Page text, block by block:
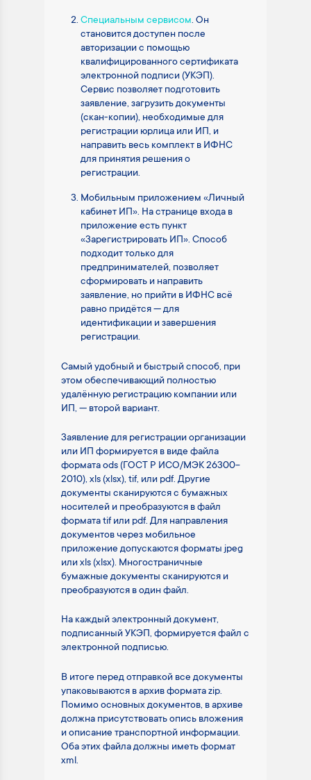
Специальным сервисом. Он
становится доступен после
авторизации с помощью
квалифицированного сертификата
электронной подписи (УКЭП).
Сервис позволяет подготовить
заявление, загрузить документы
(скан-копии), необходимые для
регистрации юрлица или ИП, и
направить весь комплект в ИФНС
для принятия решения о
регистрации.
Мобильным приложением «Личный
кабинет ИП». На странице входа в
приложение есть пункт
«Зарегистрировать ИП». Способ
подходит только для
предпринимателей, позволяет
сформировать и направить
заявление, но прийти в ИФНС всё
равно придётся — для
идентификации и завершения
регистрации.
Самый удобный и быстрый способ, при
этом обеспечивающий полностью
удалённую регистрацию компании или
ИП, — второй вариант.
Заявление для регистрации организации
или ИП формируется в виде файла
формата ods (ГОСТ Р ИСО/МЭК 26300-
2010), xls (xlsx), tif, или pdf. Другие
документы сканируются с бумажных
носителей и преобразуются в файл
формата tif или pdf. Для направления
документов через мобильное
приложение допускаются форматы jpeg
или xls (xlsx). Многостраничные
бумажные документы сканируются и
преобразуются в один файл.
На каждый электронный документ,
подписанный УКЭП, формируется файл с
электронной подписью.
В итоге перед отправкой все документы
упаковываются в архив формата zip.
Помимо основных документов, в архиве
должна присутствовать опись вложения
и описание транспортной информации.
Оба этих файла должны иметь формат
xml.